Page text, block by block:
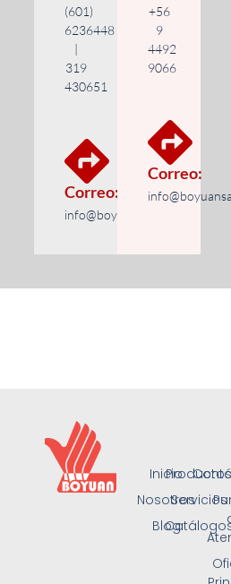
(601)
6236448
|
319
430651
Correo:
info@boyuansafety.com
+56
9
4492
9066
Correo:
Inicio
Nosotros
Blog
Productos
Servicios